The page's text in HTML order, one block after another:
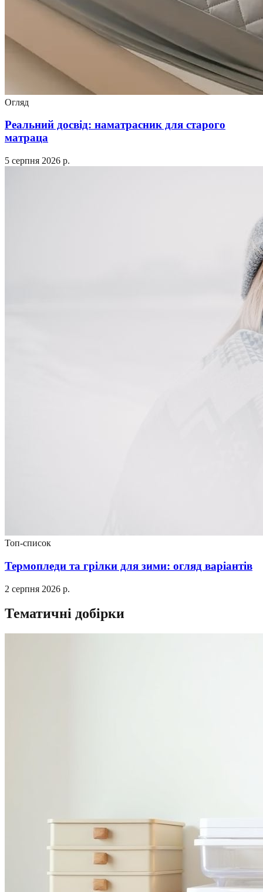
Огляд
Реальний досвід: наматрасник для старого
матраца
5 серпня 2026 р.
Топ-список
Термопледи та грілки для зими: огляд варіантів
2 серпня 2026 р.
Тематичні добірки